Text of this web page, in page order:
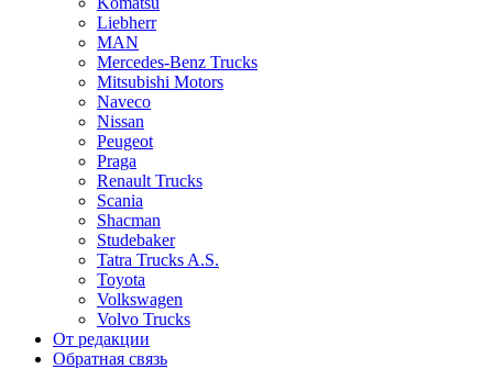
Liebherr
MAN
Mercedes-Benz Trucks
Mitsubishi Motors
Naveco
Nissan
Peugeot
Praga
Renault Trucks
Scania
Shacman
Studebaker
Tatra Trucks A.S.
Toyota
Volkswagen
Volvo Trucks
От редакции
Обратная связь